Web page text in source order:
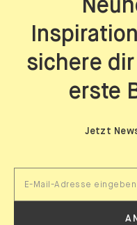
EXKLUSIVE DESIGN-
50 €
erste
Jetzt